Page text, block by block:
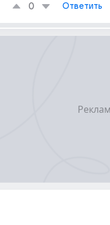
0 Ответить